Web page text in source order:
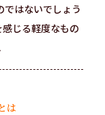
ではないでしょう
じる軽度なもの
は